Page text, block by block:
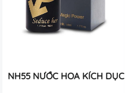
NH55 NƯỚC HOA KÍCH DỤC